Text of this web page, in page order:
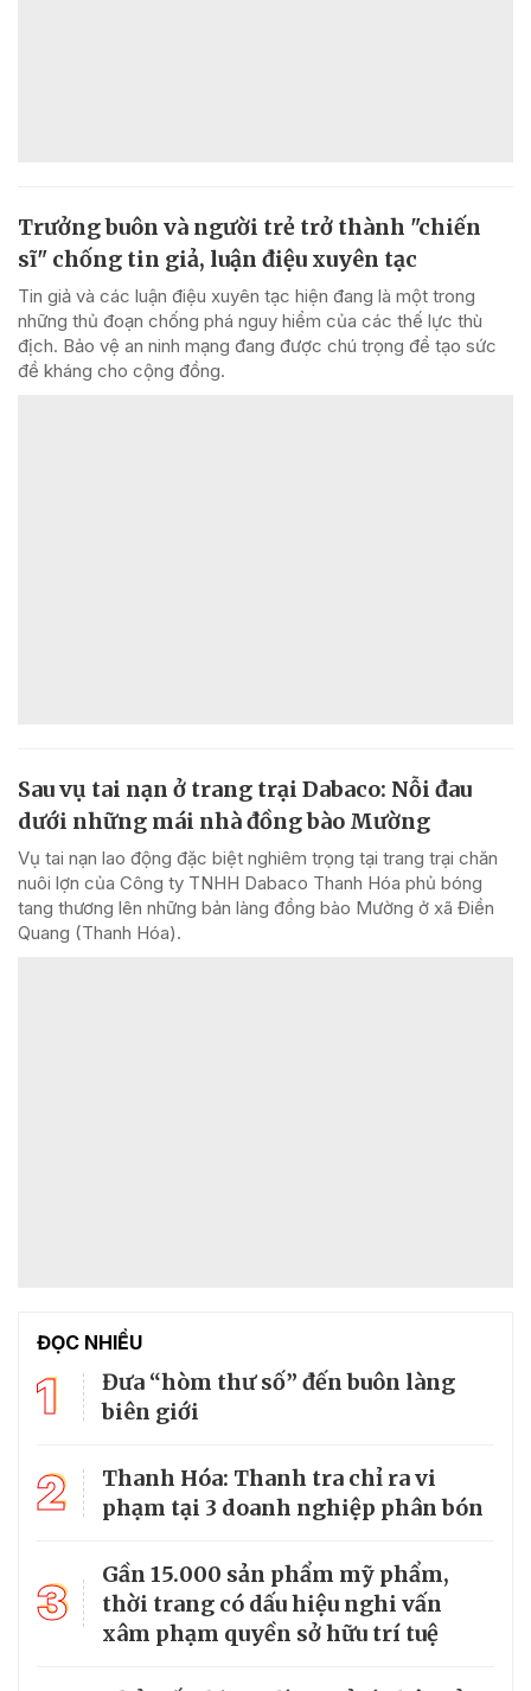
Trưởng buôn và người trẻ trở thành "chiến
sĩ" chống tin giả, luận điệu xuyên tạc
Tin giả và các luận điệu xuyên tạc hiện đang là một trong
những thủ đoạn chống phá nguy hiểm của các thế lực thù
địch. Bảo vệ an ninh mạng đang được chú trọng để tạo sức
đề kháng cho cộng đồng.
Sau vụ tai nạn ở trang trại Dabaco: Nỗi đau
dưới những mái nhà đồng bào Mường
Vụ tai nạn lao động đặc biệt nghiêm trọng tại trang trại chăn
nuôi lợn của Công ty TNHH Dabaco Thanh Hóa phủ bóng
tang thương lên những bản làng đồng bào Mường ở xã Điền
Quang (Thanh Hóa).
ĐỌC NHIỀU
1
Đưa “hòm thư số” đến buôn làng
biên giới
2
Thanh Hóa: Thanh tra chỉ ra vi
phạm tại 3 doanh nghiệp phân bón
3
Gần 15.000 sản phẩm mỹ phẩm,
thời trang có dấu hiệu nghi vấn
xâm phạm quyền sở hữu trí tuệ